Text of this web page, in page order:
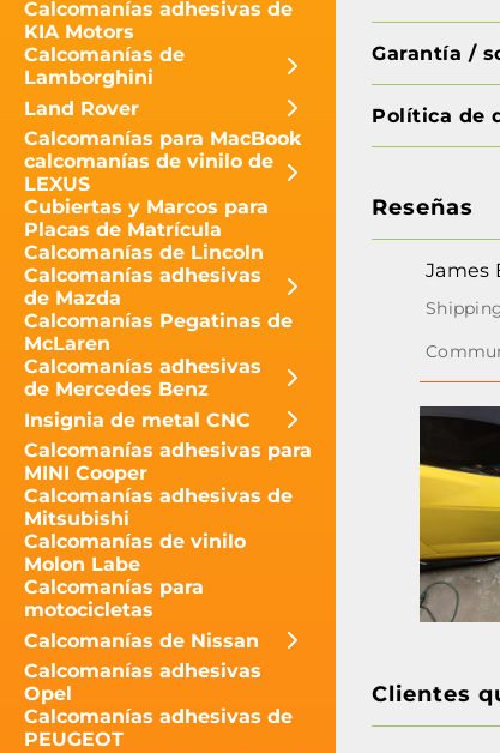
Calcomanías adhesivas de
KIA Motors
Calcomanías de
Lamborghini
Land Rover
Calcomanías para MacBook
calcomanías de vinilo de
LEXUS
Cubiertas y Marcos para
Placas de Matrícula
Calcomanías de Lincoln
Calcomanías adhesivas
de Mazda
Calcomanías Pegatinas de
McLaren
Calcomanías adhesivas
de Mercedes Benz
Insignia de metal CNC
Calcomanías adhesivas para
MINI Cooper
Calcomanías adhesivas de
Mitsubishi
Calcomanías de vinilo
Molon Labe
Calcomanías para
motocicletas
Calcomanías de Nissan
Calcomanías adhesivas
Opel
Calcomanías adhesivas de
PEUGEOT
Garantía /
Política de
Reseñas
James
Clientes